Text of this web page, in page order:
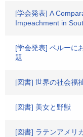
[学会発表] A
Impeachment in
[学会発表] ペルーに
題
[図書] 世界の社会福
[図書] 美女と野獣
[図書] ラテンアメ